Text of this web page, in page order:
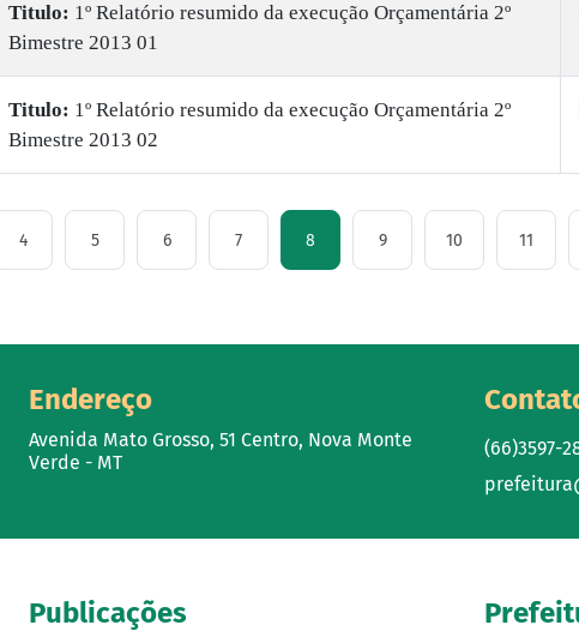
Titulo: 1º Relatório resumido da execução Orçamentária 2º
Bimestre 2013 01
Titulo: 1º Relatório resumido da execução Orçamentária 2º
Bimestre 2013 02
4 5 6 7 8 9 10 11
Endereço
Avenida Mato Grosso, 51 Centro, Nova Monte
Verde - MT
(66)3597-
Publicações